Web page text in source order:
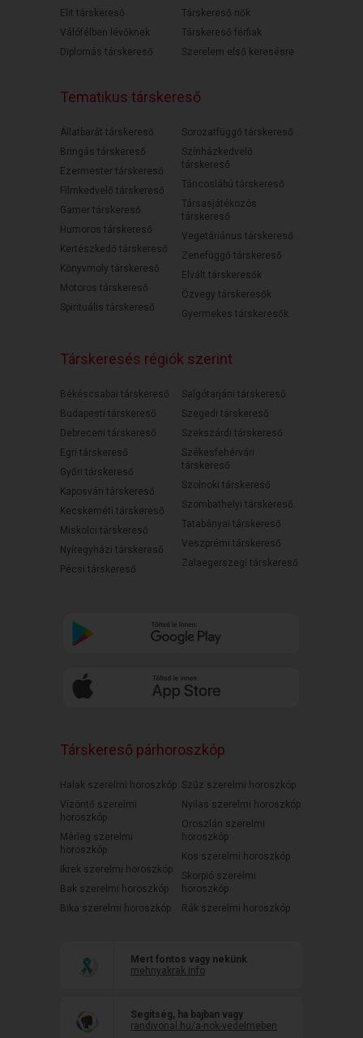
Elit társkereső
Válófélben lévőknek
Diplomás társkereső
Társkereső nők
Társkereső férfiak
Szerelem első keresésre
Tematikus társkereső
Állatbarát társkereső
Bringás társkereső
Ezermester társkereső
Filmkedvelő társkereső
Gamer társkereső
Humoros társkereső
Kertészkedő társkereső
Könyvmoly társkereső
Motoros társkereső
Spirituális társkereső
Sorozatfüggő társkereső
Színházkedvelő
társkereső
Táncoslábú társkereső
Társasjátékozós
társkereső
Vegetáriánus társkereső
Zenefüggő társkereső
Elvált társkeresők
Özvegy társkeresők
Gyermekes társkeresők
Társkeresés régiók szerint
Békéscsabai társkereső
Budapesti társkereső
Debreceni társkereső
Egri társkereső
Győri társkereső
Kaposvári társkereső
Kecskeméti társkereső
Miskolci társkereső
Nyíregyházi társkereső
Pécsi társkereső
Salgótarjáni társkereső
Szegedi társkereső
Szekszárdi társkereső
Székesfehérvári
társkereső
Szolnoki társkereső
Szombathelyi társkereső
Tatabányai társkereső
Veszprémi társkereső
Zalaegerszegi társkereső
Társkereső párhoroszkóp
Halak szerelmi horoszkóp
Vízöntő szerelmi
horoszkóp
Mérleg szerelmi
horoszkóp
Ikrek szerelmi horoszkóp
Bak szerelmi horoszkóp
Bika szerelmi horoszkóp
Szűz szerelmi horoszkóp
Nyilas szerelmi horoszkóp
Oroszlán szerelmi
horoszkóp
Kos szerelmi horoszkóp
Skorpió szerelmi
horoszkóp
Rák szerelmi horoszkóp
Mert fontos vagy nekünk
mehnyakrak.info
Segítség, ha bajban vagy
randivonal.hu/a-nok-vedelmeben